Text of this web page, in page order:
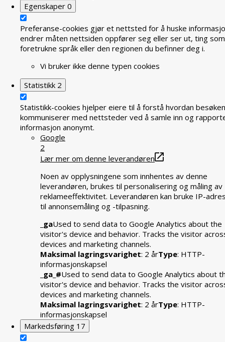
Egenskaper 0
Preferanse-cookies gjør et nettsted for å huske
endrer måten nettsiden oppfører seg eller ser ut, ting
foretrukne språk eller den regionen du befinner deg i.
Vi bruker ikke denne typen cookies
Statistikk 2
Statistikk-cookies hjelper eiere til å forstå hvordan
kommuniserer med nettsteder ved å samle inn og
informasjon anonymt.
Google
2
Lær mer om denne leverandøren
Noen av opplysningene som innhentes av denne
leverandøren, brukes til personalisering og måling av
reklameeffektivitet. Leverandøren kan bruke IP-
til annonsemåling og -tilpasning.
_gaUsed to send data to Google Analytics about the
visitor's device and behavior. Tracks the visitor
devices and marketing channels.
Maksimal lagringsvarighet: 2 årType: HTTP-
informasjonskapsel
_ga_#Used to send data to Google Analytics about
visitor's device and behavior. Tracks the visitor
devices and marketing channels.
Maksimal lagringsvarighet: 2 årType: HTTP-
informasjonskapsel
Markedsføring 17